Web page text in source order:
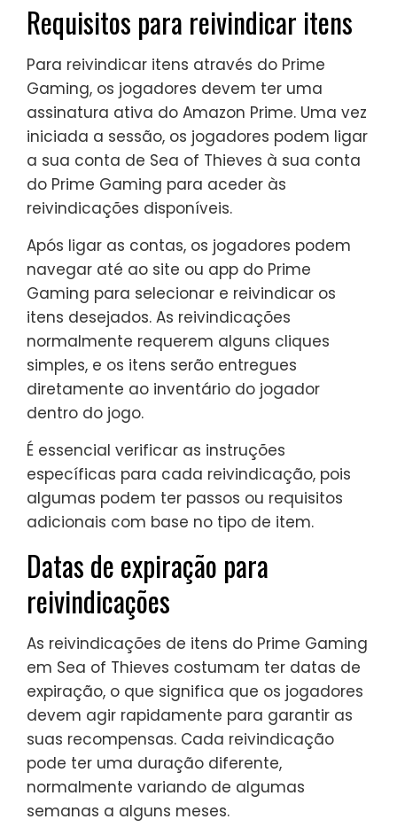
Requisitos para reivindicar itens
Para reivindicar itens através do Prime
Gaming, os jogadores devem ter uma
assinatura ativa do Amazon Prime. Uma vez
iniciada a sessão, os jogadores podem ligar
a sua conta de Sea of Thieves à sua conta
do Prime Gaming para aceder às
reivindicações disponíveis.
Após ligar as contas, os jogadores podem
navegar até ao site ou app do Prime
Gaming para selecionar e reivindicar os
itens desejados. As reivindicações
normalmente requerem alguns cliques
simples, e os itens serão entregues
diretamente ao inventário do jogador
dentro do jogo.
É essencial verificar as instruções
específicas para cada reivindicação, pois
algumas podem ter passos ou requisitos
adicionais com base no tipo de item.
Datas de expiração para
reivindicações
As reivindicações de itens do Prime Gaming
em Sea of Thieves costumam ter datas de
expiração, o que significa que os jogadores
devem agir rapidamente para garantir as
suas recompensas. Cada reivindicação
pode ter uma duração diferente,
normalmente variando de algumas
semanas a alguns meses.